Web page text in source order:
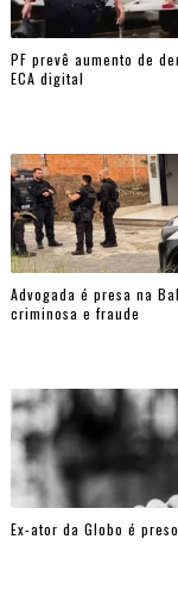
PF prevê aumento de
ECA digital
Advogada é presa na
criminosa e fraude
Ex-ator da Globo é